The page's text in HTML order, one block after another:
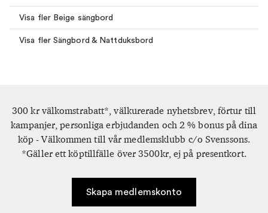
Visa fler Beige sängbord
Visa fler Sängbord & Nattduksbord
300 kr välkomstrabatt*, välkurerade nyhetsbrev, förtur till
kampanjer, personliga erbjudanden och 2 % bonus på dina
köp - Välkommen till vår medlemsklubb c/o Svenssons.
*Gäller ett köptillfälle över 3500kr, ej på presentkort.
Skapa medlemskonto